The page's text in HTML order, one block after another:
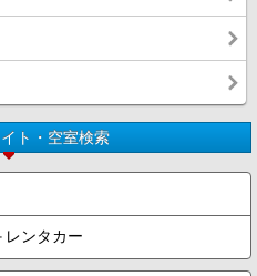
ト・空室検索
レンタカー